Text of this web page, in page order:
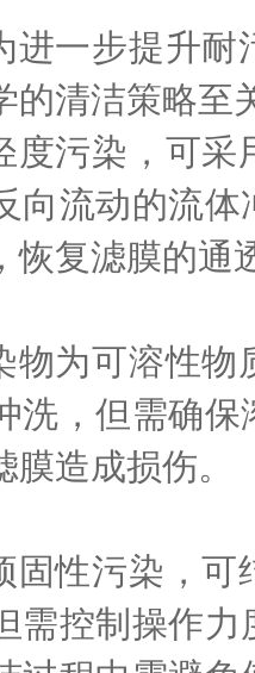
一步提升耐
的清洁策略至
污染，可采
向流动的流
恢复滤膜的通
为可溶性物
洗，但需确
造成损伤。
性污染，可
需控制操作